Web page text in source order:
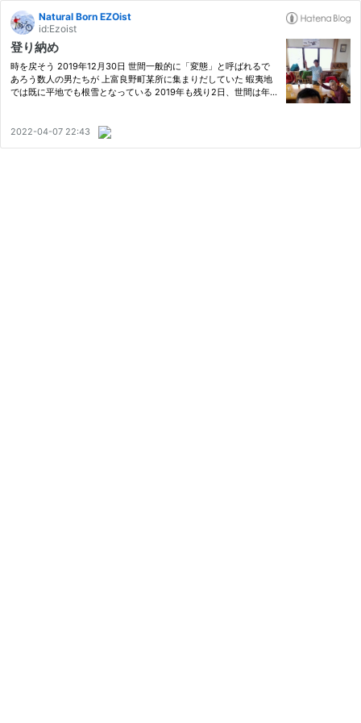
Natural Born EZOist
id:Ezoist
登り納め
時を戻そう 2019年12月30日 世間一般的に「変態」と呼ばれるで
あろう数人の男たちが 上富良野町某所に集まりだしていた 蝦夷地
では既に平地でも根雪となっている 2019年も残り2日、世間は年
まっ…
2022-04-07 22:43